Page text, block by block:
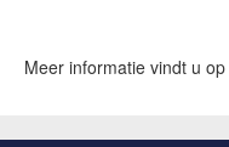
Meer informatie vindt u op